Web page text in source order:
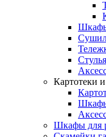
Картотеки
Шкафы для